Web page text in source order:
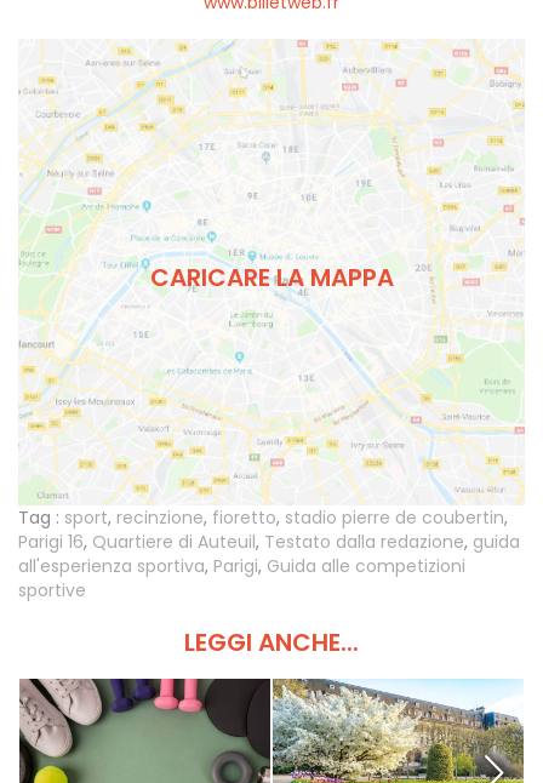
CARICARE LA MAPPA
Tag : sport, recinzione, fioretto, stadio pierre de coubertin,
Parigi 16, Quartiere di Auteuil, Testato dalla redazione, guida
all'esperienza sportiva, Parigi, Guida alle competizioni
sportive
LEGGI ANCHE...